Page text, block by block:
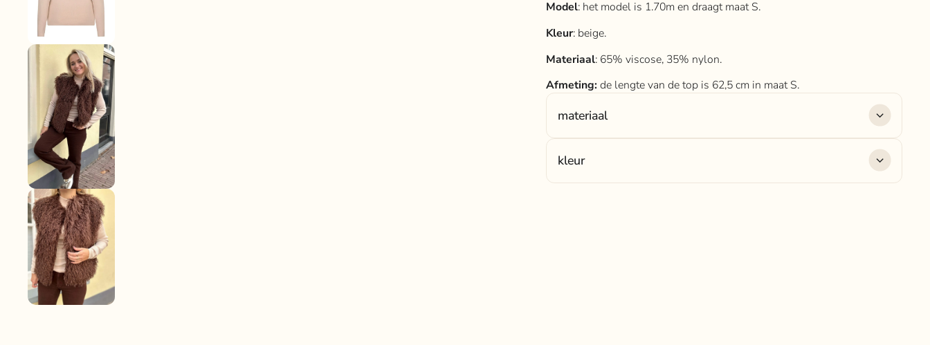
Model: het model is 1.70m en draagt maat S.
Kleur: beige.
Materiaal: 65% viscose, 35% nylon.
Afmeting:de lengte van de top is 62,5 cm in maat S.
materiaal
kleur